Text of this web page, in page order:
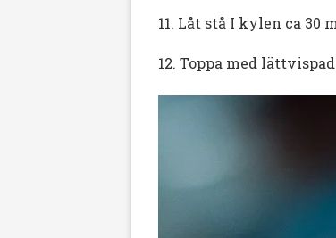
11. Låt stå I kylen ca 30
12. Toppa med